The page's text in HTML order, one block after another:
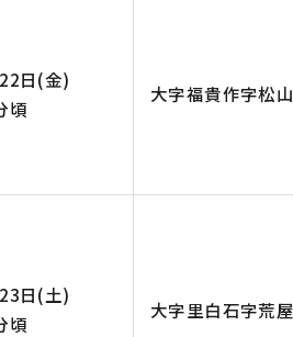
日(金)
頃
大字福貴作字松
日(土)
頃
大字里白石字荒